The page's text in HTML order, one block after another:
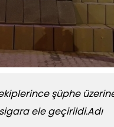
şüphe
ele geçirildi.Adı